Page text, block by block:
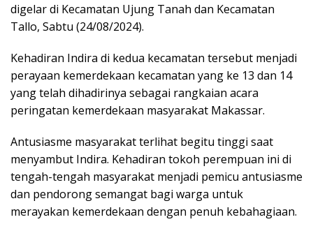
digelar di Kecamatan Ujung Tanah dan Kecamatan
Tallo, Sabtu (24/08/2024).
Kehadiran Indira di kedua kecamatan tersebut menjadi
perayaan kemerdekaan kecamatan yang ke 13 dan 14
yang telah dihadirinya sebagai rangkaian acara
peringatan kemerdekaan masyarakat Makassar.
Antusiasme masyarakat terlihat begitu tinggi saat
menyambut Indira. Kehadiran tokoh perempuan ini di
tengah-tengah masyarakat menjadi pemicu antusiasme
dan pendorong semangat bagi warga untuk
merayakan kemerdekaan dengan penuh kebahagiaan.